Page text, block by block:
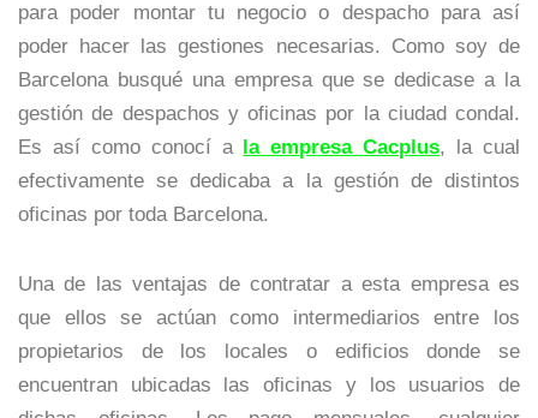
para poder montar tu negocio o despacho para así
poder hacer las gestiones necesarias. Como soy de
Barcelona busqué una empresa que se dedicase a la
gestión de despachos y oficinas por la ciudad condal.
Es así como conocí a
la empresaCacplus, la cual
efectivamente se dedicaba a la gestión de distintos
oficinas por toda Barcelona.
Una de las ventajas de contratar a esta empresa es
que ellos se actúan como intermediarios entre los
propietarios de los locales o edificios donde se
encuentran ubicadas las oficinas y los usuarios de